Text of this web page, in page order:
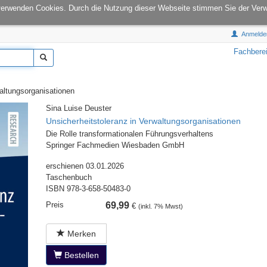
Cookies. Durch die Nutzung dieser Webseite stimmen Sie der
onCampus:S1|03 E-Mail:info@tu-books.de
Sina Luise Deuster
Unsicherheitstoleranz in Verwaltungsorganisationen
Die Rolle transformationalen Führungsverhaltens
Springer Fachmedien Wiesbaden GmbH
erschienen 03.01.2026
Taschenbuch
ISBN 978-3-658-50483-0
Preis
69,99€ (inkl. 7% Mwst)
Merken
Bestellen